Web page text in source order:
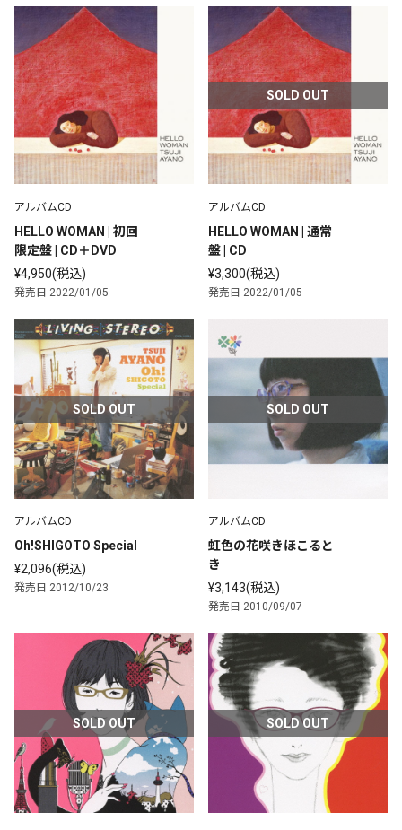
アルバムCD
HELLO WOMAN | 初回
限定盤 | CD＋DVD
¥4,950(税込)
発売日 2022/01/05
SOLD OUT
アルバムCD
HELLO WOMAN | 通常
盤 | CD
¥3,300(税込)
発売日 2022/01/05
SOLD OUT
アルバムCD
Oh!SHIGOTO Special
¥2,096(税込)
発売日 2012/10/23
SOLD OUT
アルバムCD
虹色の花咲きほこると
き
¥3,143(税込)
発売日 2010/09/07
SOLD OUT SOLD OUT